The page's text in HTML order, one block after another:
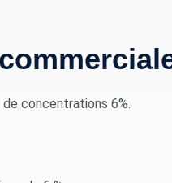
concentrations 6%.